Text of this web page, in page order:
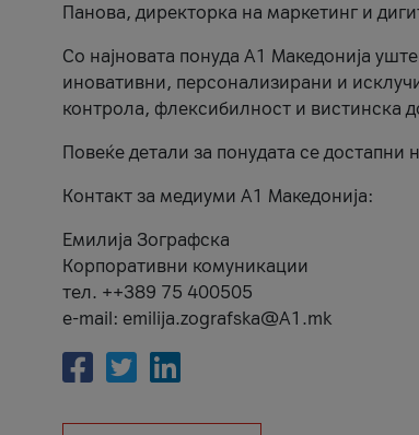
Панова, директорка на маркетинг и
Со најновата понуда А1 Македонија
иновативни, персонализирани и
контрола, флексибилност и вистинска
Повеќе детали за понудата се достапни
Контакт за медиуми А1 Македонија:
Емилија Зографска
Корпоративни комуникации
тел. ++389 75 400505
e-mail: emilija.zografska@A1.mk